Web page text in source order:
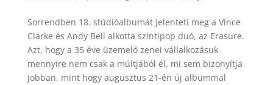
Sorrendben 18. stúdióalbumát jelenteti meg a Vince
Clarke és Andy Bell alkotta szintipop duó, az Erasure.
Azt, hogy a 35 éve üzemelő zenei vállalkozásuk
mennyire nem csak a múltjából él, mi sem bizonyítja
jobban, mint hogy augusztus 21-én új albummal